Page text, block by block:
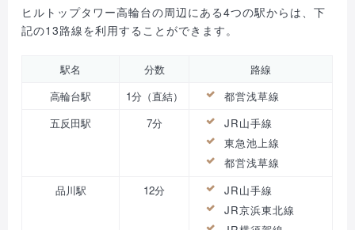
ヒルトップタワー高輪台の周辺にある4つの駅からは、下
記の13路線を利用することができます。
駅名 分数
路線
高輪台駅
1分（直結）
都営浅草線
五反田駅
7分
JR山手線
東急池上線
都営浅草線
品川駅
12分
JR山手線
JR京浜東北線